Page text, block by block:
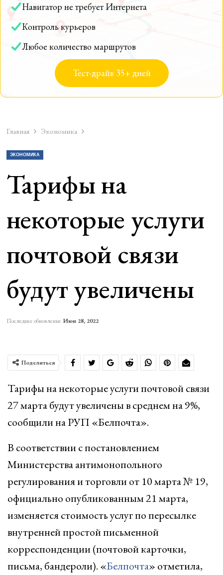
Навигатор не требует Интернета
Контроль курьеров
Любое количество маршрутов
Тест-драйв 35+ дней
Главная Экономика
ЭКОНОМИКА
Тарифы на
некоторые услуги
почтовой связи
будут увеличены
Последнее обновление Июн 28, 2022
Поделиться
Тарифы на некоторые услуги почтовой связи
27 марта будут увеличены в среднем на 9%,
сообщили на РУП «Белпочта».
В соответствии с постановлением
Министерства антимонопольного
регулирования и торговли от 10 марта № 19,
официально опубликованным 21 марта,
изменяется стоимость услуг по пересылке
внутренней простой письменной
корреспонденции (почтовой карточки,
письма, бандероли). «Белпочта» отметила,